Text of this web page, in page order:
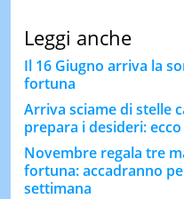
Leggi anche
Il 16 Giugno arriva la
fortuna
Arriva sciame di stelle
prepara i desideri:
Novembre regala tre
fortuna: accadranno
settimana